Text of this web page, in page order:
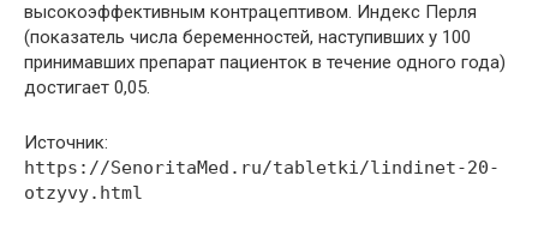
высокоэффективным контрацептивом. Индекс Перля
(показатель числа беременностей, наступивших у 100
принимавших препарат пациенток в течение одного года)
достигает 0,05.
Источник:
https://SenoritaMed.ru/tabletki/lindinet-20-
otzyvy.html